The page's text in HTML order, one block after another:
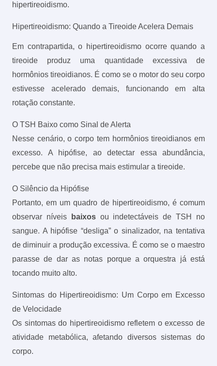
hipertireoidismo.
Hipertireoidismo: Quando a Tireoide Acelera Demais
Em contrapartida, o hipertireoidismo ocorre quando a
tireoide produz uma quantidade excessiva de
hormônios tireoidianos. É como se o motor do seu corpo
estivesse acelerado demais, funcionando em alta
rotação constante.
O TSH Baixo como Sinal de Alerta
Nesse cenário, o corpo tem hormônios tireoidianos em
excesso. A hipófise, ao detectar essa abundância,
percebe que não precisa mais estimular a tireoide.
O Silêncio da Hipófise
Portanto, em um quadro de hipertireoidismo, é comum
observar níveis
baixosou indetectáveis de TSH no
sangue. A hipófise “desliga” o sinalizador, na tentativa
de diminuir a produção excessiva. É como se o maestro
parasse de dar as notas porque a orquestra já está
tocando muito alto.
Sintomas do Hipertireoidismo: Um Corpo em Excesso
de Velocidade
Os sintomas do hipertireoidismo refletem o excesso de
atividade metabólica, afetando diversos sistemas do
corpo.